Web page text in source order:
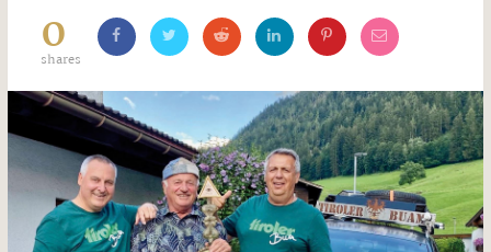
0
shares